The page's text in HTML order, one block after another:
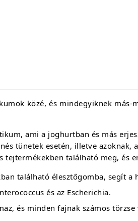
közé, és mindegyiknek
ami a joghurtban és más
tünetek esetén, illetve
tejtermékekben található meg, és
található élesztőgomba, segít a
és az Escherichia.
és minden fajnak számos törzse